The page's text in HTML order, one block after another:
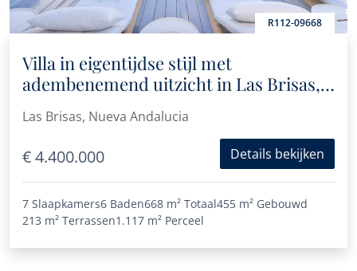
R112-09668
Villa in eigentijdse stijl met
adembenemend uitzicht in Las Brisas,
Nueva Andalucía
Las Brisas, Nueva Andalucia
€ 4.400.000 Details bekijken
7 Slaapkamers6 Baden668 m² Totaal455 m² Gebouwd
213 m² Terrassen1.117 m² Perceel